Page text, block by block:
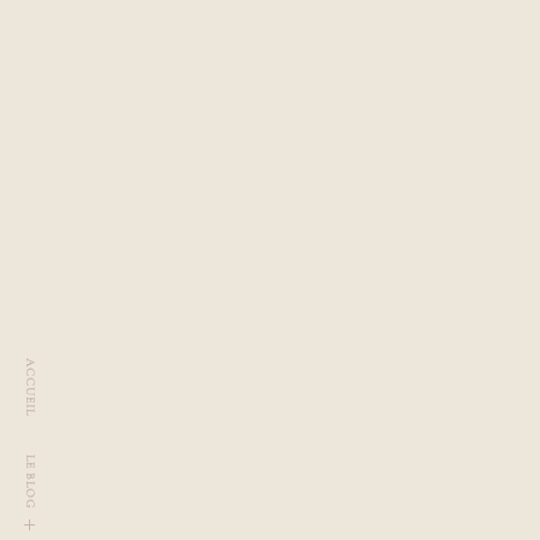
ACCUEIL
LE BLOG